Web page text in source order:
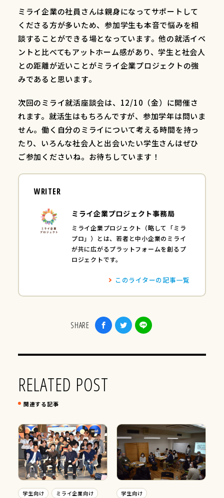
ミライ企業の社員さんは親身になってサポートして
くださる方が多いため、参加学生も本音で悩みを相
談することができる場となっています。他の就活イベ
ントと比べてもアットホーム感があり、学生と社会人
との距離が近いことがミライ企業プロジェクトの強
みであると思います。
次回のミライ就活座談会は、12/10（金）に開催さ
れます。就活生はもちろんですが、参加学年は問いま
せん。働く自分のミライについて考える時間を持っ
たり、いろんな社会人と出会いたい学生さんはぜひ
ご参加くださいね。お待ちしています！
WRITER
ミライ企業プロジェクト事務局
ミライ企業プロジェクト（略して「ミラ
プロ」）とは、若者と中小企業のミライ
が共に広がるプラットフォームを創るプ
ロジェクトです。
このライターの記事一覧
SHARE
RELATED POST
関連する記事
学生向け ミライ企業向け 学生向け